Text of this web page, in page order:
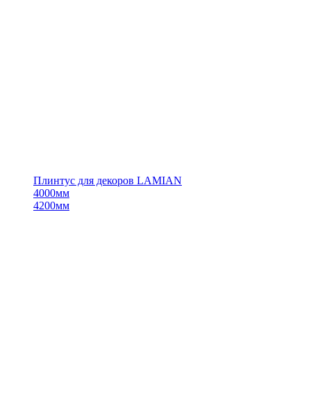
Плинтус для декоров LAMIAN
4000мм
4200мм